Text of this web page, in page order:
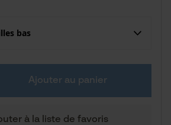
bas
Ajouter au panier
à la liste de favoris